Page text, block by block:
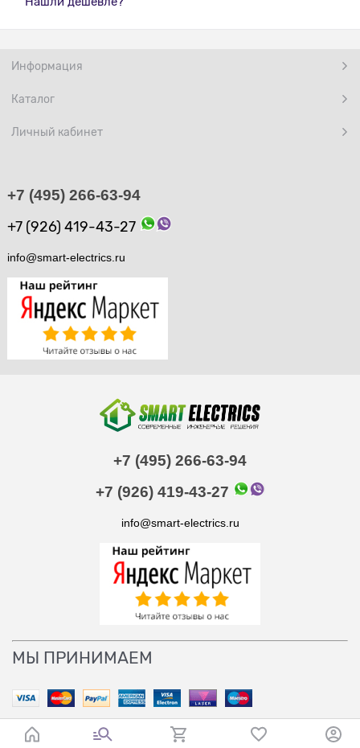
Информация
Каталог
Личный кабинет
+7 (495) 266-63-94
+7 (926) 419-43-27
info@smart-electrics.ru
+7 (495) 266-63-94
+7 (926) 419-43-27
info@smart-electrics.ru
МЫ ПРИНИМАЕМ